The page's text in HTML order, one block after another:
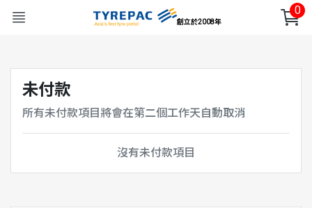
創立於2008年
0
未付款
所有未付款項目將會在第二個工作天自動取消
沒有未付款項目